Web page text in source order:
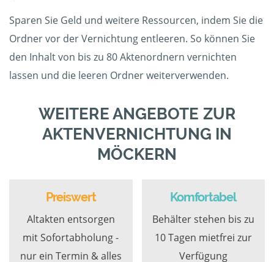
Sparen Sie Geld und weitere Ressourcen, indem Sie die
Ordner vor der Vernichtung entleeren. So können Sie
den Inhalt von bis zu 80 Aktenordnern vernichten
lassen und die leeren Ordner weiterverwenden.
WEITERE ANGEBOTE ZUR
AKTENVERNICHTUNG IN
MÖCKERN
Preiswert
Altakten entsorgen
mit Sofortabholung -
nur ein Termin & alles
Komfortabel
Behälter stehen bis zu
10 Tagen mietfrei zur
Verfügung